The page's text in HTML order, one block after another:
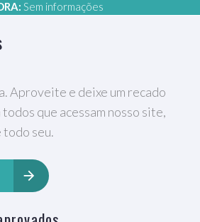
Sem informações
Aproveite e deixe um recado
que acessam nosso site,
todo seu.